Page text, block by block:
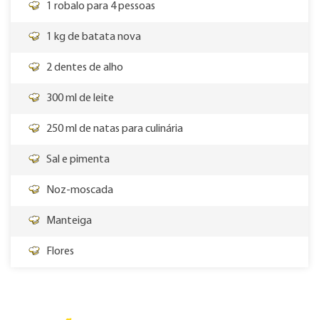
1 robalo para 4 pessoas
1 kg de batata nova
2 dentes de alho
300 ml de leite
250 ml de natas para culinária
Sal e pimenta
Noz-moscada
Manteiga
Flores